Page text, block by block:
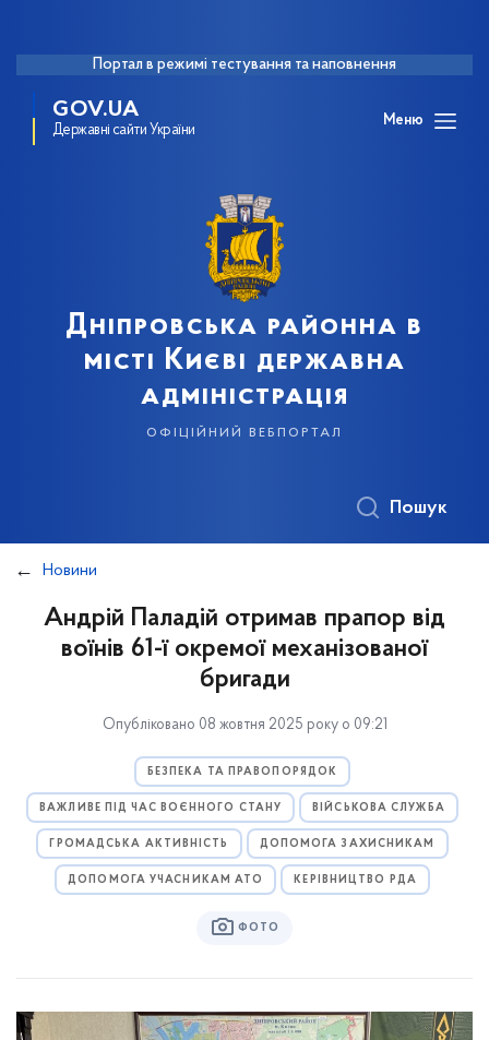
Портал в режимі тестування та наповнення
GOV.UA
Державні сайти України
Меню
Дніпровська районна в
місті Києві державна
адміністрація
офіційний вебпортал
Пошук
Новини
Андрій Паладій отримав прапор від
воїнів 61-ї окремої механізованої
бригади
Опубліковано 08 жовтня 2025 року о 09:21
БЕЗПЕКА ТА ПРАВОПОРЯДОК
ВАЖЛИВЕ ПІД ЧАС ВОЄННОГО СТАНУ ВІЙСЬКОВА СЛУЖБА
ГРОМАДСЬКА АКТИВНІСТЬ ДОПОМОГА ЗАХИСНИКАМ
ДОПОМОГА УЧАСНИКАМ АТО КЕРІВНИЦТВО РДА
ФОТО